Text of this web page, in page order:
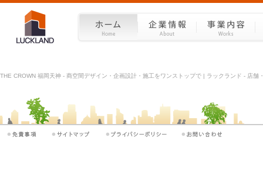
THE CROWN 福岡天神 - 商空間デザイン・企画設計・施工をワンストップで | ラックランド - 店舗